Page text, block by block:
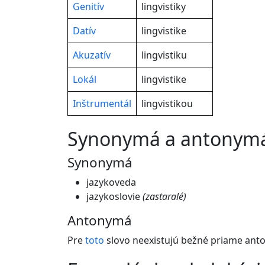
Genitív
lingvistiky
Datív
lingvistike
Akuzatív
lingvistiku
Lokál
lingvistike
Inštrumentál
lingvistikou
synonymá a
Synonymá
jazykoveda
jazykoslovie(zastaralé)
Antonymá
Pretoto slovo neexistujú bežné priame